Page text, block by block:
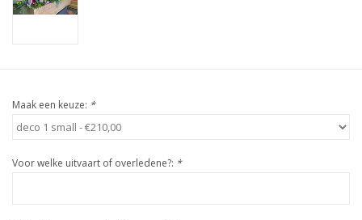
Maak een keuze: *
Voor welke uitvaart of overledene?: *